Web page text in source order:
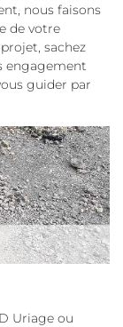
nous faisons
de votre
sachez
engagement
guider par
Uriage ou